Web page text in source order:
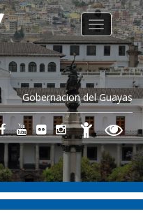
Gobernacion del Guayas
Toggle
navigation